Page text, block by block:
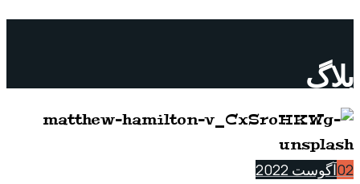
بلاگ
02آگوست 2022